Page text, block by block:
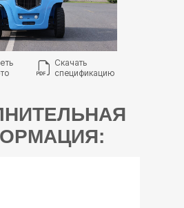
Скачать
спецификацию